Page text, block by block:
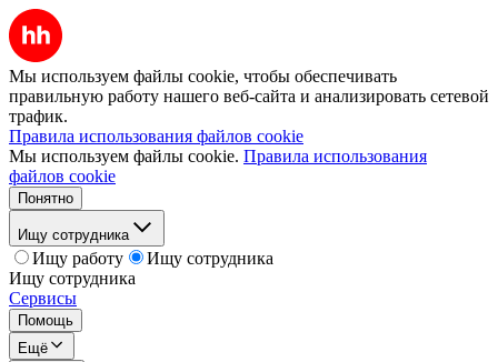
Мы используем файлы cookie, чтобы обеспечивать
правильную работу нашего веб-сайта и анализировать сетевой
трафик.
Правила использования файлов cookie
Мы используем файлы cookie. Правила использования
файлов cookie
Понятно
Ищу сотрудника
Ищу работу
Ищу сотрудника
Ищу сотрудника
Сервисы
Помощь
Ещё